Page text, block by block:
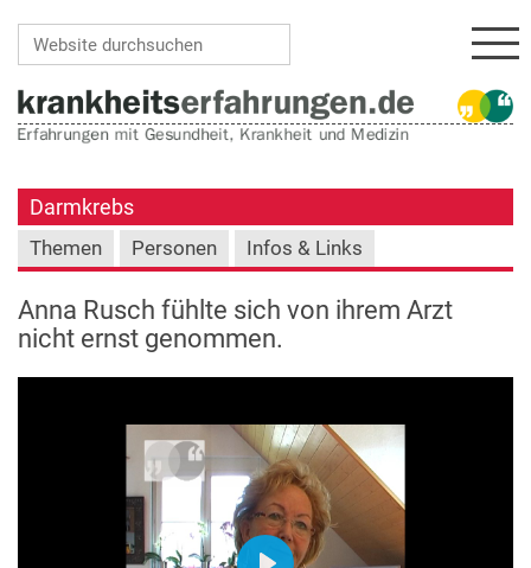
Darmkrebs
Themen Personen Infos & Links
Anna Rusch fühlte sich von ihrem Arzt
nicht ernst genommen.